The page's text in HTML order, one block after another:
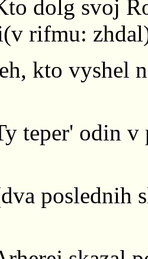
dolg svoj
rifmu:
kto vyshel
teper' odin
poslednih